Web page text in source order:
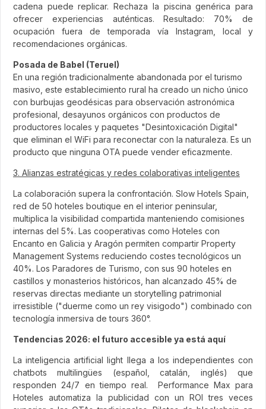
cadena puede replicar. Rechaza la piscina genérica para
ofrecer experiencias auténticas. Resultado: 70% de
ocupación fuera de temporada vía Instagram, local y
recomendaciones orgánicas.
Posada de Babel (Teruel)
En una región tradicionalmente abandonada por el turismo
masivo, este establecimiento rural ha creado un nicho único
con burbujas geodésicas para observación astronómica
profesional, desayunos orgánicos con productos de
productores locales y paquetes "Desintoxicación Digital"
que eliminan el WiFi para reconectar con la naturaleza. Es un
producto que ninguna OTA puede vender eficazmente.
3. Alianzas estratégicas y redes colaborativas inteligentes
La colaboración supera la confrontación. Slow Hotels Spain,
red de 50 hoteles boutique en el interior peninsular,
multiplica la visibilidad compartida manteniendo comisiones
internas del 5%. Las cooperativas como Hoteles con
Encanto en Galicia y Aragón permiten compartir Property
Management Systems reduciendo costes tecnológicos un
40%. Los Paradores de Turismo, con sus 90 hoteles en
castillos y monasterios históricos, han alcanzado 45% de
reservas directas mediante un storytelling patrimonial
irresistible ("duerme como un rey visigodo") combinado con
tecnología inmersiva de tours 360°.
Tendencias 2026: el futuro accesible ya está aquí
La inteligencia artificial light llega a los independientes con
chatbots multilingües (español, catalán, inglés) que
responden 24/7 en tiempo real. Performance Max para
Hoteles automatiza la publicidad con un ROI tres veces